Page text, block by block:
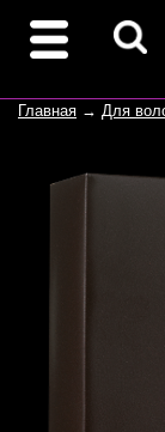
Главная → Для